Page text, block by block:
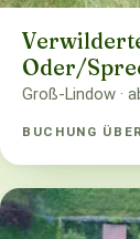
Oder/
Groß-Lindow ·
BUCHUNG